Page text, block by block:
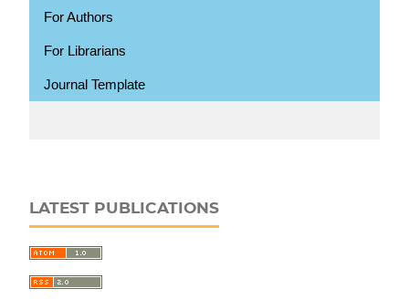
For Authors
For Librarians
Journal Template
LATEST PUBLICATIONS